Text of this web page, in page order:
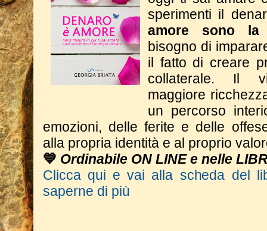
sperimenti il
amore sono la
bisogno di
il fatto di creare
collaterale. Il
maggiore
un percorso
emozioni, delle ferite e delle
alla propria identità e al proprio
💙 Ordinabile ON LINE e nelle
Clicca qui e vai alla scheda del
saperne di più